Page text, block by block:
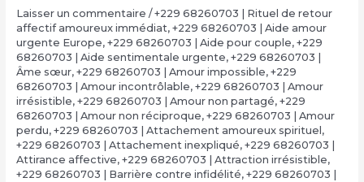
Laisser un commentaire /+229 68260703 | Rituel de retour
affectif amoureux immédiat, +229 68260703 | Aide amour
urgente Europe, +229 68260703 | Aide pour couple, +229
68260703 | Aide sentimentale urgente, +229 68260703 |
Âme sœur, +229 68260703 | Amour impossible, +229
68260703 | Amour incontrôlable, +229 68260703 | Amour
irrésistible, +229 68260703 | Amour non partagé, +229
68260703 | Amour non réciproque, +229 68260703 | Amour
perdu, +229 68260703 | Attachement amoureux spirituel ,
+229 68260703 | Attachement inexpliqué, +229 68260703 |
Attirance affective, +229 68260703 | Attraction irrésistible,
+229 68260703 | Barrière contre infidélité, +229 68260703 |